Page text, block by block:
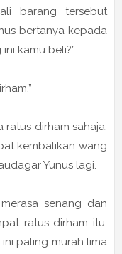
barang tersebut
bertanya kepada
kamu beli?”
ratus dirham sahaja.
kembalikan wang
Yunus lagi.
senang dan
ratus dirham itu,
paling murah lima